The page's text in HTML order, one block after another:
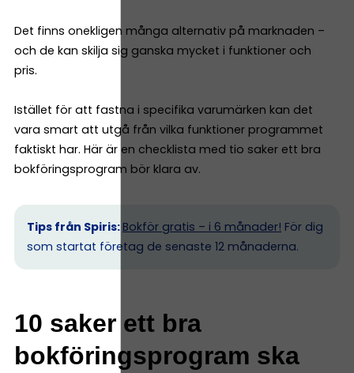
Det finns onekligen många alternativ på marknaden –
och de kan skilja sig ganska mycket i funktioner och
pris.
Istället för att fastna i specifika varumärken kan det
vara smart att utgå från vilka funktioner programmet
faktiskt har. Här är en checklista med tio saker ett bra
bokföringsprogram bör klara av.
Tips från Spiris: Bokför gratis – i 6 månader! För dig
som startat företag de senaste 12 månaderna.
10 saker ett bra
bokföringsprogram ska